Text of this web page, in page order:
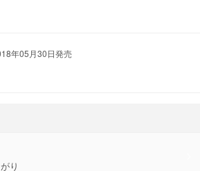
年05月30日発売
り